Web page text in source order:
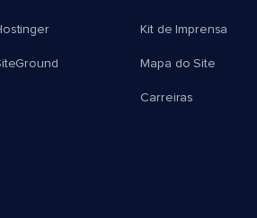
Kit de Imprensa
Mapa do Site
Carreiras